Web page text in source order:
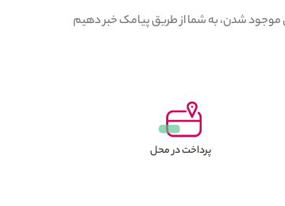
موجود شدن، به شما از طریق پیامک خبر دهیم
پرداخت در محل